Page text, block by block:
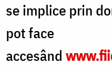
se implice prin
pot face
accesând